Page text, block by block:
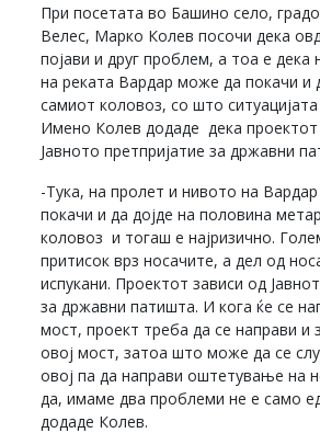
При посетата во Башино село,
Велес, Марко Колев посочи дека
појави и друг проблем, а тоа е дека
на реката Вардар може да покачи и
самиот коловоз, со што
Имено Колев додаде дека проектот
Јавното претпријатие за државни
-Тука, на пролет и нивото на
покачи и да дојде на половина
коловоз и тогаш е најризично.
притисок врз носачите, а дел од
испукани. Проектот зависи од
за државни патишта. И кога ќе се
мост, проект треба да се направи и
овој мост, затоа што може да се
овој па да направи оштетување на
да, имаме два проблеми не е само
додаде Колев.